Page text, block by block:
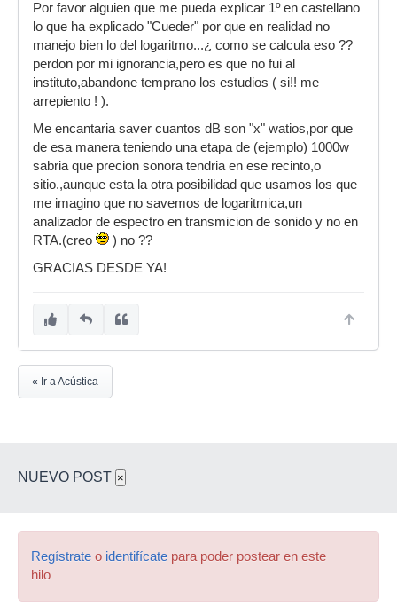
Por favor alguien que me pueda explicar 1º en castellano
lo que ha explicado "Cueder" por que en realidad no
manejo bien lo del logaritmo...¿ como se calcula eso ??
perdon por mi ignorancia,pero es que no fui al
instituto,abandone temprano los estudios ( si!! me
arrepiento ! ).
Me encantaria saver cuantos dB son "x" watios,por que
de esa manera teniendo una etapa de (ejemplo) 1000w
sabria que precion sonora tendria en ese recinto,o
sitio.,aunque esta la otra posibilidad que usamos los que
me imagino que no savemos de logaritmica,un
analizador de espectro en transmicion de sonido y no en
RTA.(creo
) no ??
GRACIAS DESDE YA!
« Ir a Acústica
NUEVO POST ×
Regístrate o identifícate para poder postear en este
hilo